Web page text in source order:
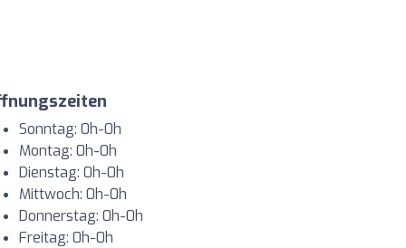
Sonntag: 0h-0h
Montag: 0h-0h
Dienstag: 0h-0h
Mittwoch: 0h-0h
Donnerstag: 0h-0h
Freitag: 0h-0h